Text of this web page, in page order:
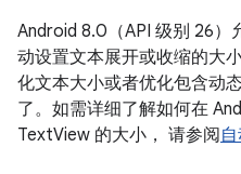
Android 8.0（API 级别 26）
动设置文本展开或收缩的大
化文本大小或者优化包含动
了。如需详细了解如何在
TextView 的大小， 请参阅